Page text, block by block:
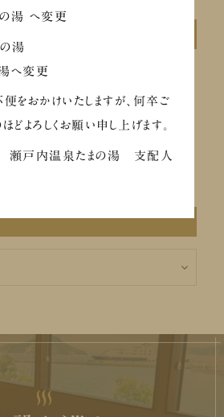
ェア（8/26～29）
へ変更
湯
変更
をおかけいたしますが、何卒ご
どよろしくお願い申し上げます。
瀬戸内温泉たまの湯 支配人